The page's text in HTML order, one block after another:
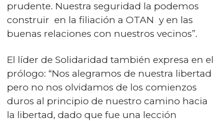
prudente. Nuestra seguridad la podemos
construir en la filiación a OTAN y en las
buenas relaciones con nuestros vecinos”.
El líder de Solidaridad también expresa en el
prólogo: “Nos alegramos de nuestra libertad
pero no nos olvidamos de los comienzos
duros al principio de nuestro camino hacia
la libertad, dado que fue una lección